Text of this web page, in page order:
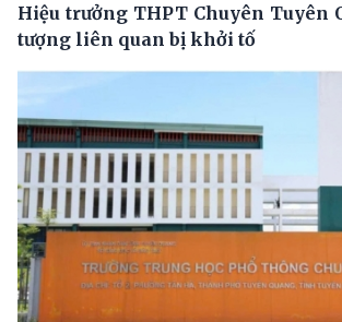
Hiệu trưởng THPT Chuyên Tuyên
tượng liên quan bị khởi tố